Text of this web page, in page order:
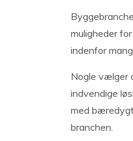
muligheder
indenfor
Nogle vælger
indvendige
med
branchen.